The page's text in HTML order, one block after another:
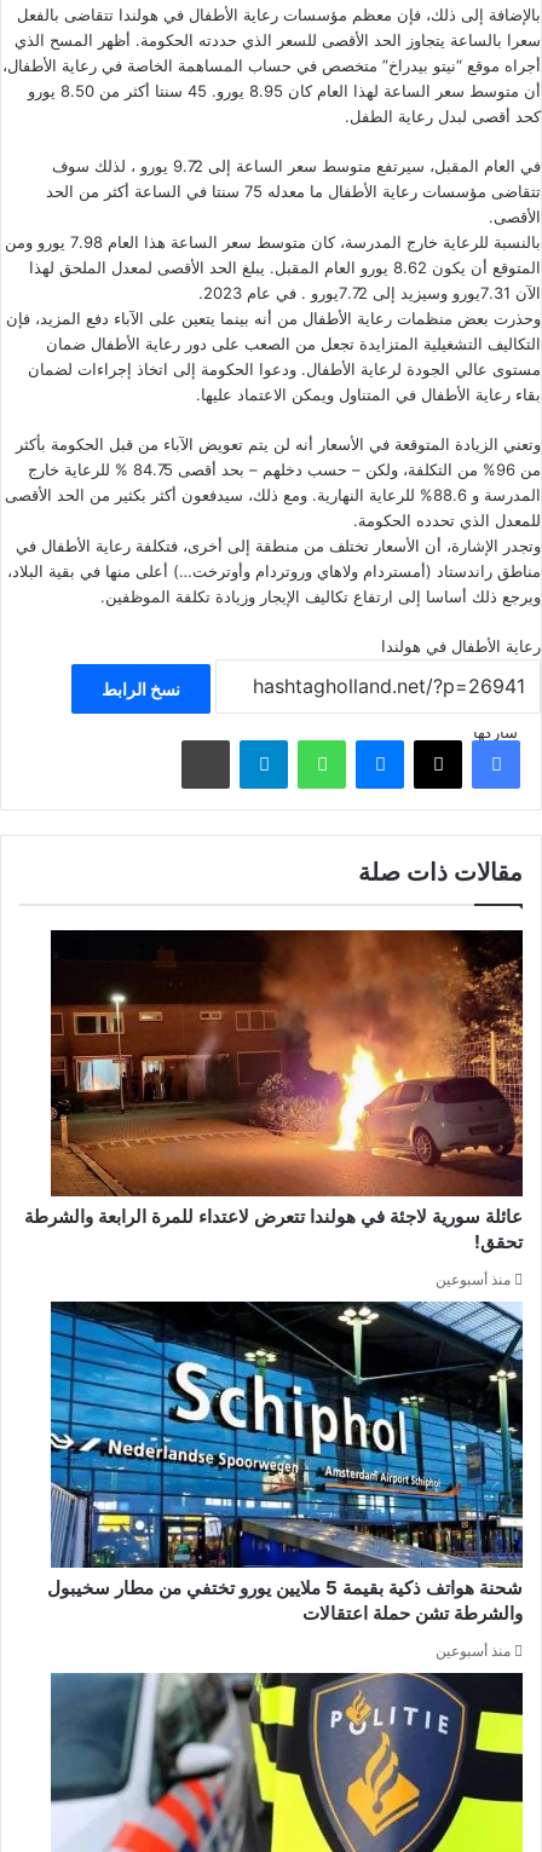
بالإضافة إلى ذلك، فإن معظم مؤسسات رعاية الأطفال في هولندا تتقاضى بالفعل
سعرا بالساعة يتجاوز الحد الأقصى للسعر الذي حددته الحكومة. أظهر المسح الذي
أجراه موقع “نيتو بيدراخ” متخصص في حساب المساهمة الخاصة في رعاية الأطفال،
أن متوسط سعر الساعة لهذا العام كان 8.95 يورو. 45 سنتا أكثر من 8.50 يورو
كحد أقصى لبدل رعاية الطفل.
في العام المقبل، سيرتفع متوسط سعر الساعة إلى 9.72 يورو ، لذلك سوف
تتقاضى مؤسسات رعاية الأطفال ما معدله 75 سنتا في الساعة أكثر من الحد
الأقصى.
بالنسبة للرعاية خارج المدرسة، كان متوسط سعر الساعة هذا العام 7.98 يورو ومن
المتوقع أن يكون 8.62 يورو العام المقبل. يبلغ الحد الأقصى لمعدل الملحق لهذا
الآن 7.31يورو وسيزيد إلى 7.72يورو . في عام 2023.
وحذرت بعض منظمات رعاية الأطفال من أنه بينما يتعين على الآباء دفع المزيد، فإن
التكاليف التشغيلية المتزايدة تجعل من الصعب على دور رعاية الأطفال ضمان
مستوى عالي الجودة لرعاية الأطفال. ودعوا الحكومة إلى اتخاذ إجراءات لضمان
بقاء رعاية الأطفال في المتناول ويمكن الاعتماد عليها.
وتعني الزيادة المتوقعة في الأسعار أنه لن يتم تعويض الآباء من قبل الحكومة بأكثر
من 96% من التكلفة، ولكن – حسب دخلهم – بحد أقصى 84.75 % للرعاية خارج
المدرسة و 88.6% للرعاية النهارية. ومع ذلك، سيدفعون أكثر بكثير من الحد الأقصى
للمعدل الذي تحدده الحكومة.
وتجدر الإشارة، أن الأسعار تختلف من منطقة إلى أخرى، فتكلفة رعاية الأطفال في
مناطق راندستاد (أمستردام ولاهاي وروتردام وأوترخت…) أعلى منها في بقية البلاد،
ويرجع ذلك أساسا إلى ارتفاع تكاليف الإيجار وزيادة تكلفة الموظفين.
رعاية الأطفال في هولندا
نسخ الرابط
شاركهافيسبوك ‫X ماسنجر واتساب تيلقرام مشاركة عبر البريد
مقالات ذات صلة
عائلة سورية لاجئة في هولندا تتعرض لاعتداء للمرة الرابعة والشرطة
تحقق!
منذ أسبوعين
شحنة هواتف ذكية بقيمة 5 ملايين يورو تختفي من مطار سخيبول
والشرطة تشن حملة اعتقالات
منذ أسبوعين